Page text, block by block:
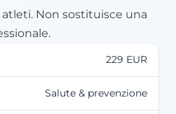
Non sostituisce una
229 EUR
Salute & prevenzione